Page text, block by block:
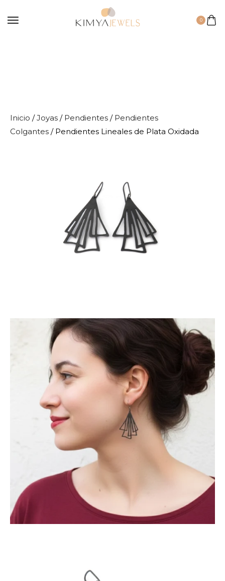
0
Inicio /Joyas / Pendientes / Pendientes
Colgantes / Pendientes Lineales de Plata Oxidada